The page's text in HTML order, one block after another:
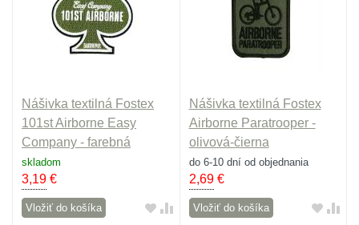
Nášivka textilná Fostex
101st Airborne Easy
Company - farebná
skladom
3,19 €
Vložiť do košíka
Nášivka textilná Fostex
Airborne Paratrooper -
olivová-čierna
do 6-10 dní od objednania
2,69€
Vložiť do košíka